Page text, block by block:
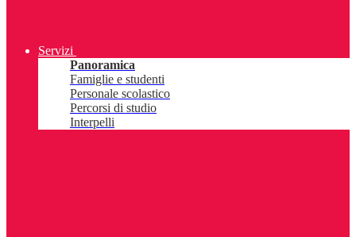
Servizi
Panoramica
Famiglie e studenti
Personale scolastico
Percorsi di studio
Interpelli